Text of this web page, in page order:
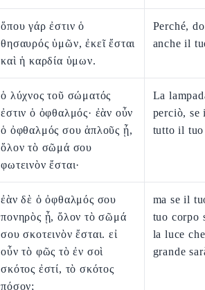
ὅπου γάρ ἐστιν ὁ
θησαυρός ὑμῶν, ἐκεῖ ἔσται
καὶ ἡ καρδία ὑμων.
Perché,
anche il
ὁ λύχνος τοῦ σώματός
ἐστιν ὁ ὀφθαλμός· ἐὰν οὖν
ὁ ὀφθαλμός σου ἁπλοῦς ᾖ,
ὅλον τὸ σῶμά σου
φωτεινὸν ἔσται·
La
perciò, se
tutto il tuo
ἐὰν δὲ ὁ ὀφθαλμός σου
πονηρὸς ᾖ, ὅλον τὸ σῶμά
σου σκοτεινὸν ἔσται. εἰ
οὖν τὸ φῶς τὸ ἐν σοὶ
σκότος ἐστί, τὸ σκότος
πόσον;
ma se il
tuo corpo
la luce
grande